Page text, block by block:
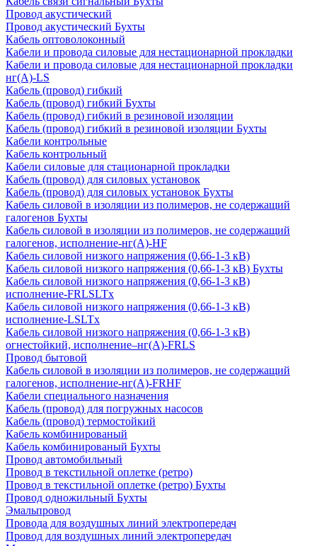
Провод акустический
Провод акустический Бухты
Кабель оптоволоконный
Кабели и провода силовые для нестационарной прокладки
Кабели и провода силовые для нестационарной прокладки
нг(А)-LS
Кабель (провод) гибкий
Кабель (провод) гибкий Бухты
Кабель (провод) гибкий в резиновой изоляции
Кабель (провод) гибкий в резиновой изоляции Бухты
Кабели контрольные
Кабель контрольный
Кабели силовые для стационарной прокладки
Кабель (провод) для силовых установок
Кабель (провод) для силовых установок Бухты
Кабель силовой в изоляции из полимеров, не содержащий
галогенов Бухты
Кабель силовой в изоляции из полимеров, не содержащий
галогенов, исполнение-нг(А)-HF
Кабель силовой низкого напряжения (0,66-1-3 кВ)
Кабель силовой низкого напряжения (0,66-1-3 кВ) Бухты
Кабель силовой низкого напряжения (0,66-1-3 кВ)
исполнение-FRLSLTx
Кабель силовой низкого напряжения (0,66-1-3 кВ)
исполнение-LSLTx
Кабель силовой низкого напряжения (0,66-1-3 кВ)
огнестойкий, исполнение–нг(А)-FRLS
Провод бытовой
Кабель силовой в изоляции из полимеров, не содержащий
галогенов, исполнение-нг(А)-FRHF
Кабели специального назначения
Кабель (провод) для погружных насосов
Кабель (провод) термостойкий
Кабель комбинированый
Кабель комбинированый Бухты
Провод автомобильный
Провод в текстильной оплетке (ретро)
Провод в текстильной оплетке (ретро) Бухты
Провод одножильный Бухты
Эмальпровод
Провода для воздушных линий электропередач
Провод для воздушных линий электропередач